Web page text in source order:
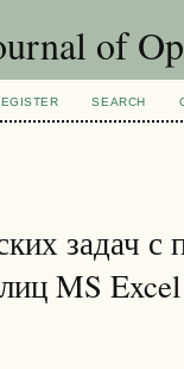
of
SEARCH
задач
MS Excel